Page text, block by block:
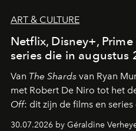
ART & CULTURE
Netflix, Disney+,
series die in augustus
Van The Shards van Ryan
met Robert De Niro tot het
Off: dit zijn de films en
streamingplatformen
30.07.2026 by Géraldine